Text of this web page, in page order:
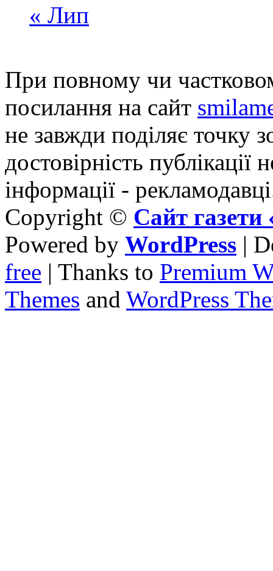
« Лип
При повному чи
посилання на сайт
не завжди поділяє точку
достовірність публікації
інформації -
Copyright © Сайт
Powered by WordPress |
free | Thanks to Premium
Themes and WordPress